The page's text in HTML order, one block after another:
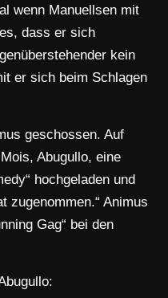
wenn Manuellsen mit
dass er sich
kein
er sich beim Schlagen
geschossen. Auf
Abugullo, eine
hochgeladen und
zugenommen.“ Animus
Gag“ bei den